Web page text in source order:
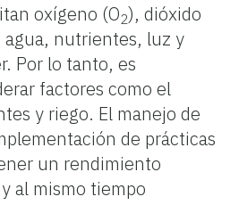
oxígeno (O2), dióxido
agua, nutrientes, luz y
Por lo tanto, es
factores como el
y riego. El manejo de
de prácticas
un rendimiento
al mismo tiempo